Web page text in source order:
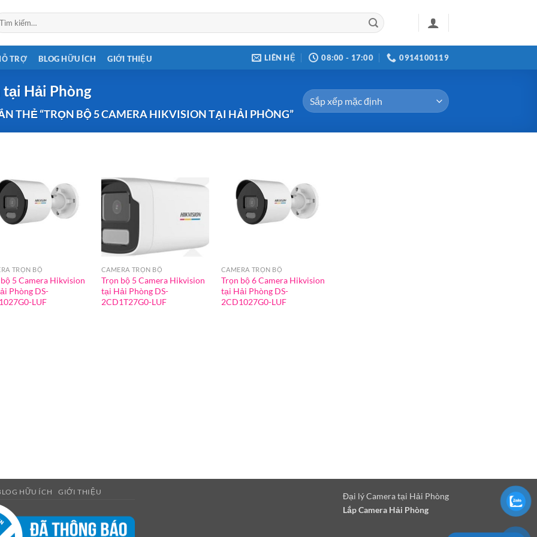
TRỢ BLOG HỮU ÍCH GIỚI THIỆU LIÊN HỆ 08:00 - 17:00 0914100119
Hải Phòng
THẺ “TRỌN BỘ 5 CAMERA HIKVISION TẠI HẢI PHÒNG”
TRỌN BỘ
5 Camera Hikvision
Phòng DS-
LUF
CAMERA TRỌN BỘ
Trọn bộ 5 Camera Hikvision
tại Hải Phòng DS-
2CD1T27G0-LUF
CAMERA TRỌN BỘ
Trọn bộ 6 Camera Hikvision
tại Hải Phòng DS-
2CD1027G0-LUF
Đại lý Camera tại Hải Phòng
Lắp Camera Hải Phòng
HỮU ÍCH GIỚI THIỆU